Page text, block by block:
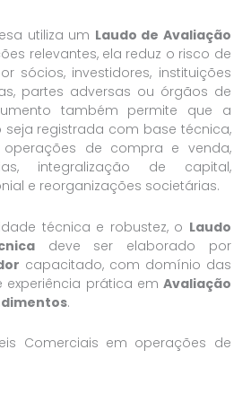
utiliza um Laudo de Avaliação
relevantes, ela reduz o risco de
sócios, investidores, instituições
partes adversas ou órgãos de
também permite que a
registrada com base técnica,
operações de compra e venda,
integralização de capital,
e reorganizações societárias.
técnica e robustez, o Laudo
deve ser elaborado por
capacitado, com domínio das
experiência prática em Avaliação
.
Comerciais em operações de